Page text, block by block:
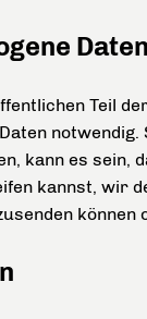
Daten
Teil
kann es sein,
kannst, wir